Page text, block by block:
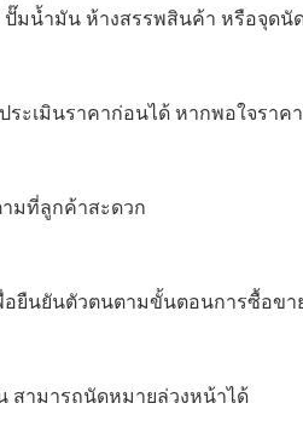
น้ำมัน ห้างสรรพสินค้า หรือจุดนั
ะเมินราคาก่อนได้ หากพอใจราค
ามที่ลูกค้าสะดวก
ยืนยันตัวตนตามขั้นตอนการซื้อขา
สามารถนัดหมายล่วงหน้าได้